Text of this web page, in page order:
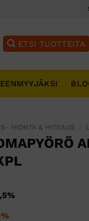
HIONTA & HITSAUS